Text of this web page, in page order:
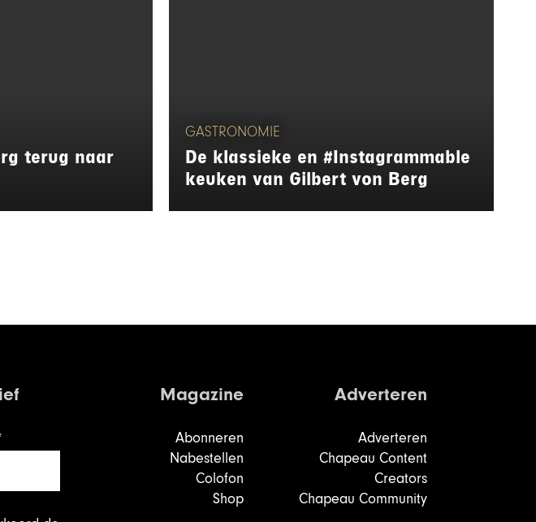
terug naar
GASTRONOMIE
De klassieke en #Instagrammable
keuken van Gilbert von Berg
Magazine
Abonneren
Nabestellen
Colofon
Shop
Adverteren
Adverteren
Chapeau Content
Creators
Chapeau Community